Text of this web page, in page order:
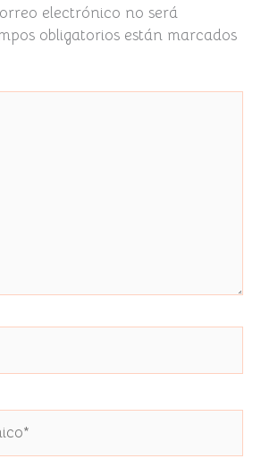
electrónico no será
obligatorios están marcados